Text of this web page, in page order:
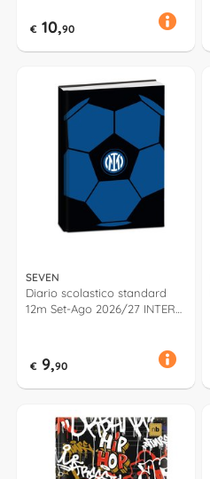
€ 10,90
SEVEN
Diario scolastico standard
12m Set-Ago 2026/27 INTER
€ 9,90